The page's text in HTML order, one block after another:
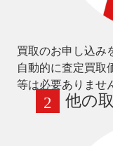
買取のお申し込み
自動的に査定買取
等は必要ありませ
他の